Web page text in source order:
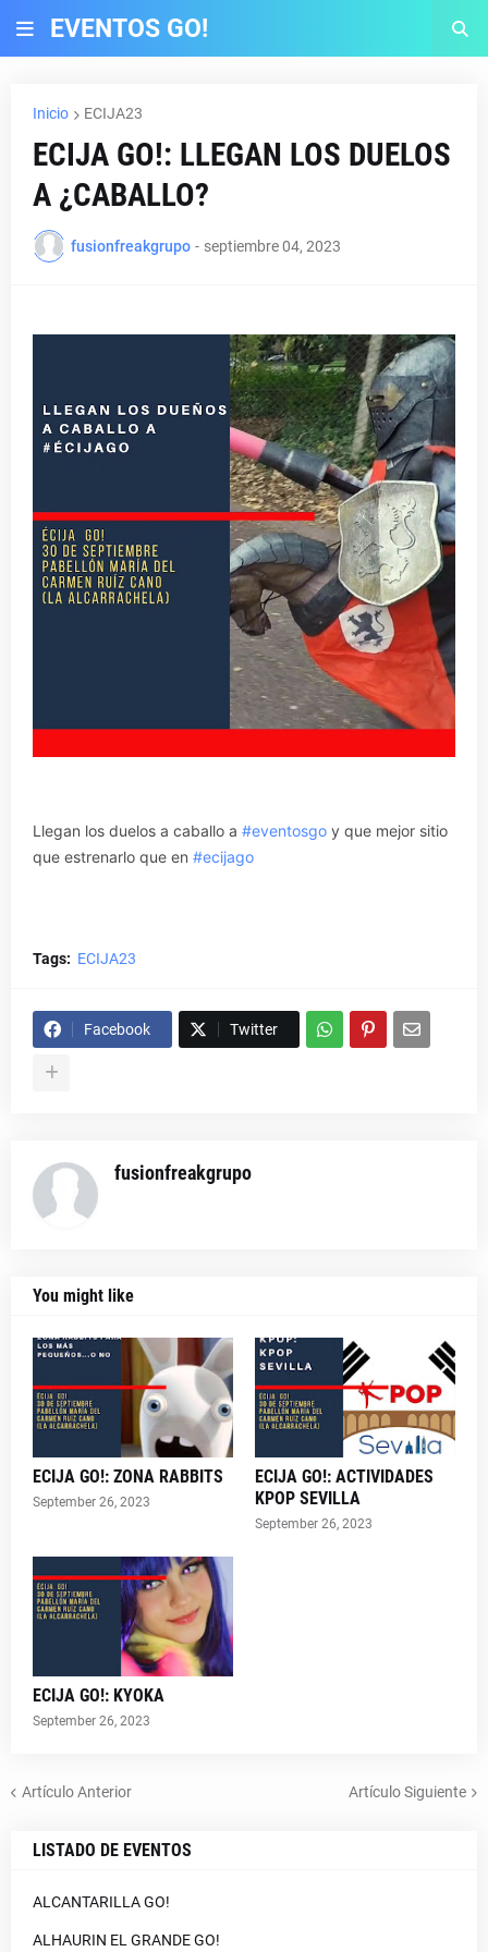
EVENTOS GO!
Inicio ECIJA23
ECIJA GO!: LLEGAN LOS DUELOS
A ¿CABALLO?
fusionfreakgrupo - septiembre 04, 2023
Llegan los duelos a caballo a #eventosgo y que mejor sitio
que estrenarlo que en #ecijago
Tags: ECIJA23
Facebook Twitter
fusionfreakgrupo
You might like
ECIJA GO!: ZONA RABBITS
September 26, 2023
ECIJA GO!: ACTIVIDADES
KPOP SEVILLA
September 26, 2023
ECIJA GO!: KYOKA
September 26, 2023
Artículo Anterior Artículo Siguiente
LISTADO DE EVENTOS
ALCANTARILLA GO!
ALHAURIN EL GRANDE GO!